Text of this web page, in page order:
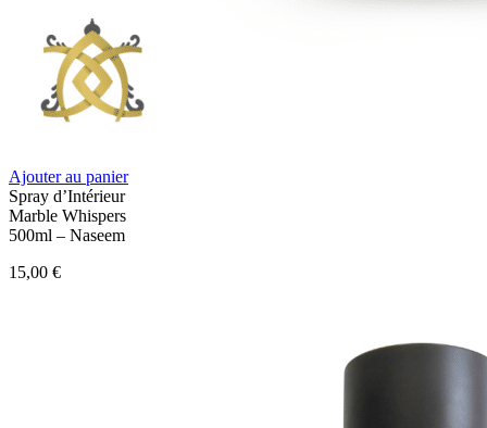
Ajouter au panier
Spray d’Intérieur
Marble Whispers
500ml – Naseem
15,00 €